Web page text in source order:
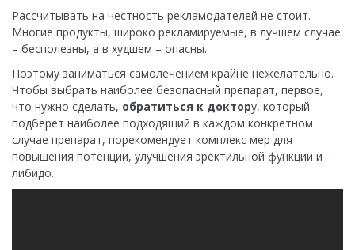
Рассчитывать на честность рекламодателей не стоит.
Многие продукты, широко рекламируемые, в лучшем случае
– бесполезны, а в худшем – опасны.
Поэтому заниматься самолечением крайне нежелательно.
Чтобы выбрать наиболее безопасный препарат, первое,
что нужно сделать, обратиться к доктору, который
подберет наиболее подходящий в каждом конкретном
случае препарат, порекомендует комплекс мер для
повышения потенции, улучшения эректильной функции и
либидо.